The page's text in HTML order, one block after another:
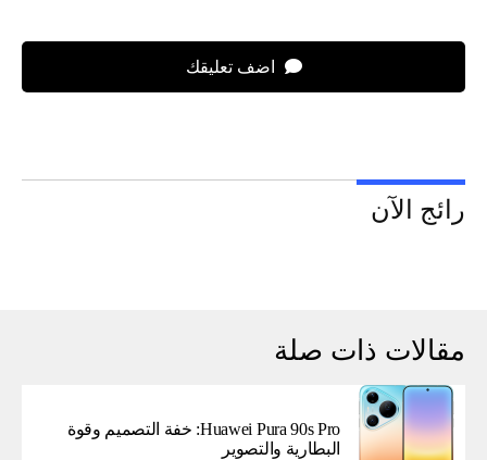
اضف تعليقك
رائج الآن
مقالات ذات صلة
Huawei Pura 90s Pro: خفة التصميم وقوة
البطارية والتصوير